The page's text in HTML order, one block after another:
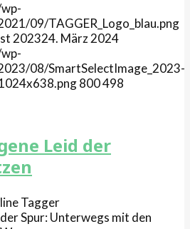
09/TAGGER_Logo_blau.png
202324. März 2024
08/SmartSelectImage_2023-
800498
Leid der
Tagger